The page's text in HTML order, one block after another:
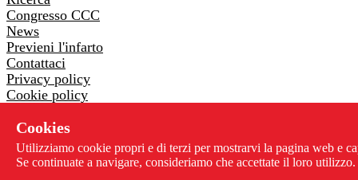
Cookies
Utilizziamo cookie propri e di terzi per mostrarvi la pagina web e
Se continuate a navigare, consideriamo che accettate il loro utilizzo.
Congresso CCC
News
Previeni l'infarto
Contattaci
Privacy policy
Cookie policy
Via Pontremoli 26 - 00182 Roma
06 3218205-06 3230178